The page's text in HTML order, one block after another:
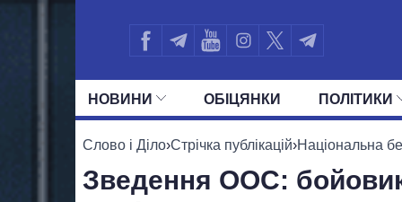
НОВИНИ ОБIЦЯНКИ ПОЛIТИКИ
УСІ ПОЛІТИКИ ПРЕЗИДЕНТ І
Слово і Діло›Стрічка публікацій›Національна
Зведення ООС: